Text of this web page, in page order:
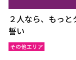
２人なら、もっ
誓い
その他エリア